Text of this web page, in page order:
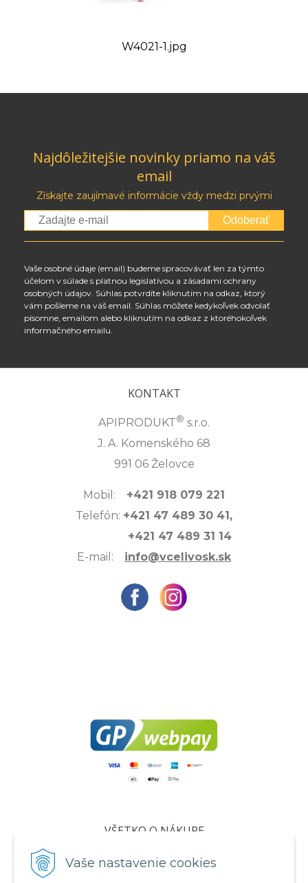
Vaše nastavenie cookies
W4021-1.jpg
Najdôležitejšie novinky priamo na váš
email
Získajte zaujímavé informácie vždy medzi prvými
Odoberať
Vaše osobné údaje (email) budeme spracovávať len za týmto
účelom v súlade s platnou legislatívou a zásadami ochrany
osobných údajov. Súhlas potvrdíte kliknutím na odkaz, ktorý
vám pošleme na váš email. Súhlas môžete kedykoľvek odvolať
písomne, emailom alebo kliknutím na odkaz z ktoréhokoľvek
informačného emailu.
KONTAKT
APIPRODUKT® s.r.o.
J. A. Komenského 68
991 06 Želovce
Mobil: +421 918 079 221
Telefón: +421 47 489 30 41,
+421 47 489 31 14
E-mail: info@vcelivosk.sk
VŠETKO O NÁKUPE
Certifikáty